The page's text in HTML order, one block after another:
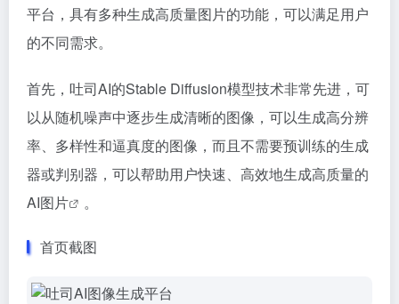
平台，具有多种生成高质量图片的功能，可以满足用户
的不同需求。
首先，吐司AI的Stable Diffusion模型技术非常先进，可
以从随机噪声中逐步生成清晰的图像，可以生成高分辨
率、多样性和逼真度的图像，而且不需要预训练的生成
器或判别器，可以帮助用户快速、高效地生成高质量的
AI图片
。
首页截图